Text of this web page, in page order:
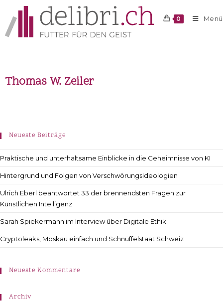
0 Menü
Thomas W. Zeiler
Neueste Beiträge
Praktische und unterhaltsame Einblicke in die Geheimnisse von KI
Hintergrund und Folgen von Verschwörungsideologien
Ulrich Eberl beantwortet 33 der brennendsten Fragen zur
Künstlichen Intelligenz
Sarah Spiekermann im Interview über Digitale Ethik
Cryptoleaks, Moskau einfach und Schnüffelstaat Schweiz
Neueste Kommentare
Archiv